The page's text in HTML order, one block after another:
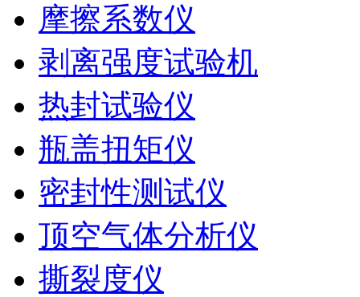
摩擦系数仪
剥离强度试验机
热封试验仪
瓶盖扭矩仪
密封性测试仪
顶空气体分析仪
撕裂度仪